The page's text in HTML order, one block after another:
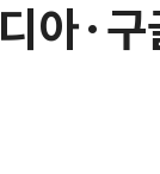
아·구